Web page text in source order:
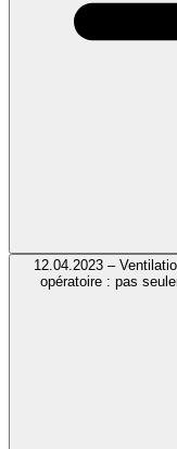
12.04.2023 –
opératoire : pas